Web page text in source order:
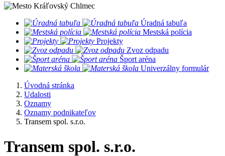
Úradná tabuľa
Mestská polícia
Projekty
Zvoz odpadu
Šport aréna
Univerzálny formulár
Úvodná stránka
Udalosti
Oznamy
Oznamy podnikateľov
Transem spol. s.r.o.
Transem spol. s.r.o.